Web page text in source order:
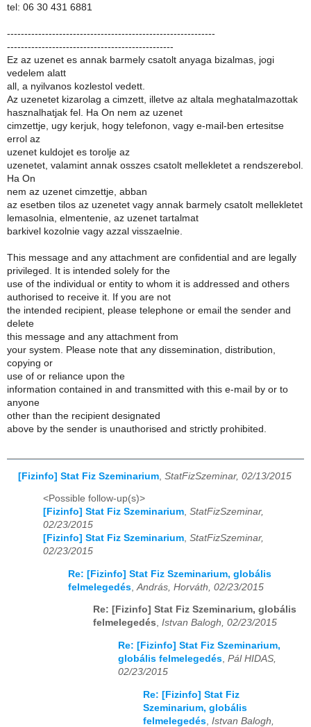
tel: 06 30 431 6881
------------------------------------------------------------
------------------------------------------------
Ez az uzenet es annak barmely csatolt anyaga bizalmas, jogi
vedelem alatt
all, a nyilvanos kozlestol vedett.
Az uzenetet kizarolag a cimzett, illetve az altala meghatalmazottak
hasznalhatjak fel. Ha On nem az uzenet
cimzettje, ugy kerjuk, hogy telefonon, vagy e-mail-ben ertesitse
errol az
uzenet kuldojet es torolje az
uzenetet, valamint annak osszes csatolt mellekletet a rendszerebol.
Ha On
nem az uzenet cimzettje, abban
az esetben tilos az uzenetet vagy annak barmely csatolt mellekletet
lemasolnia, elmentenie, az uzenet tartalmat
barkivel kozolnie vagy azzal visszaelnie.
This message and any attachment are confidential and are legally
privileged. It is intended solely for the
use of the individual or entity to whom it is addressed and others
authorised to receive it. If you are not
the intended recipient, please telephone or email the sender and
delete
this message and any attachment from
your system. Please note that any dissemination, distribution,
copying or
use of or reliance upon the
information contained in and transmitted with this e-mail by or to
anyone
other than the recipient designated
above by the sender is unauthorised and strictly prohibited.
[Fizinfo] Stat Fiz Szeminarium StatFizSzeminar, 02/13/2015
<Possible follow-up(s)>
[Fizinfo] Stat Fiz Szeminarium, StatFizSzeminar,
02/23/2015
[Fizinfo] Stat Fiz Szeminarium, StatFizSzeminar,
02/23/2015
Re: [Fizinfo] Stat Fiz Szeminarium, globális
felmelegedés András, Horváth, 02/23/2015
Re: [Fizinfo] Stat Fiz Szeminarium, globális
felmelegedés, Istvan Balogh, 02/23/2015
Re: [Fizinfo] Stat Fiz Szeminarium,
globális felmelegedés Pál HIDAS,
02/23/2015
Re: [Fizinfo] Stat Fiz
Szeminarium, globális
felmelegedés Istvan Balogh,